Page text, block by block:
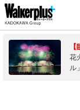
花
ル